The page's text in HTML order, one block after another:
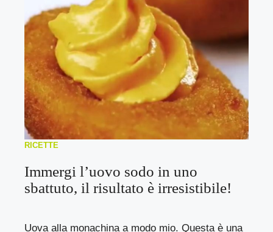
RICETTE
Immergi l’uovo sodo in uno
sbattuto, il risultato è irresistibile!
Uova alla monachina a modo mio. Questa è una